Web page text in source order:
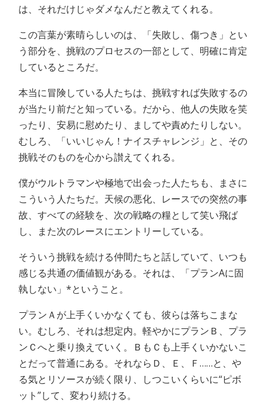
は、それだけじゃダメなんだと教えてくれる。
この言葉が素晴らしいのは、「失敗し、傷つき」とい
う部分を、挑戦のプロセスの一部として、明確に肯定
しているところだ。
本当に冒険している人たちは、挑戦すれば失敗するの
が当たり前だと知っている。だから、他人の失敗を笑
ったり、安易に慰めたり、ましてや責めたりしない。
むしろ、「いいじゃん！ナイスチャレンジ」と、その
挑戦そのものを心から讃えてくれる。
僕がウルトラマンや極地で出会った人たちも、まさに
こういう人たちだ。天候の悪化、レースでの突然の事
故、すべての経験を、次の戦略の糧として笑い飛ば
し、また次のレースにエントリーしている。
そういう挑戦を続ける仲間たちと話していて、いつも
感じる共通の価値観がある。それは、「プランAに固
執しない」*ということ。
プランＡが上手くいかなくても、彼らは落ちこまな
い。むしろ、それは想定内。軽やかにプランＢ、プラ
ンＣへと乗り換えていく。ＢもＣも上手くいかないこ
とだって普通にある。それならＤ、Ｅ、Ｆ……と、や
る気とリソースが続く限り、しつこいくらいに“ピボ
ット”して、変わり続ける。